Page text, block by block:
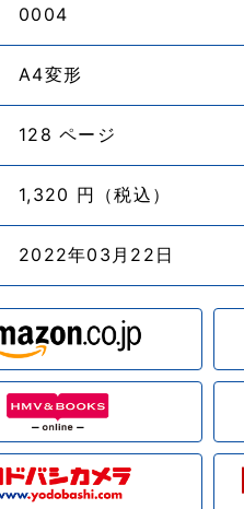
0004
A4変形
128 ページ
1,320 円（税込）
2022年03月22日